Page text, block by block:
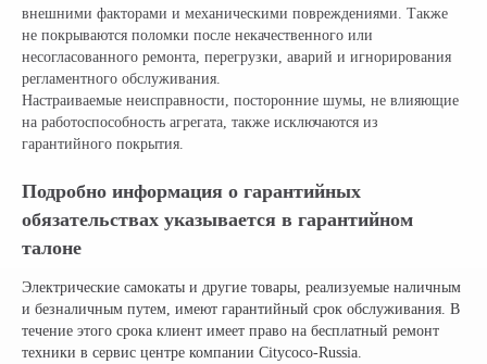
внешними факторами и механическими повреждениями. Также
не покрываются поломки после некачественного или
несогласованного ремонта, перегрузки, аварий и игнорирования
регламентного обслуживания.
Настраиваемые неисправности, посторонние шумы, не влияющие
на работоспособность агрегата, также исключаются из
гарантийного покрытия.
Подробно информация о гарантийных
обязательствах указывается в гарантийном
талоне
Электрические самокаты и другие товары, реализуемые наличным
и безналичным путем, имеют гарантийный срок обслуживания. В
течение этого срока клиент имеет право на бесплатный ремонт
техники в сервис центре компании Citycoco-Russia.
info@citycoco-russia.com
Записаться на тест-драйв
Получить консультацию